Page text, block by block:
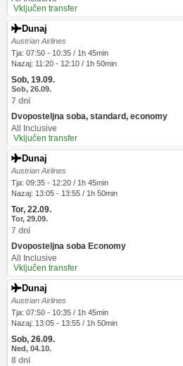
Vključen transfer
Dunaj
Austrian Airlines
Tja: 07:50 - 10:35 / 1h 45min
Nazaj: 11:20 - 12:10 / 1h 50min
Sob, 19.09.
Sob, 26.09.
7 dni
Dvoposteljna soba, standard, economy
All Inclusive
Vključen transfer
Dunaj
Austrian Airlines
Tja: 09:35 - 12:20 / 1h 45min
Nazaj: 13:05 - 13:55 / 1h 50min
Tor, 22.09.
Tor, 29.09.
7 dni
Dvoposteljna soba Economy
All Inclusive
Vključen transfer
Dunaj
Austrian Airlines
Tja: 07:50 - 10:35 / 1h 45min
Nazaj: 13:05 - 13:55 / 1h 50min
Sob, 26.09.
Ned, 04.10.
8 dni